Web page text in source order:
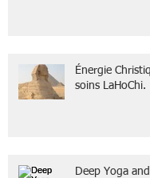
Énergie
soins LaHoChi.
Deep Yoga